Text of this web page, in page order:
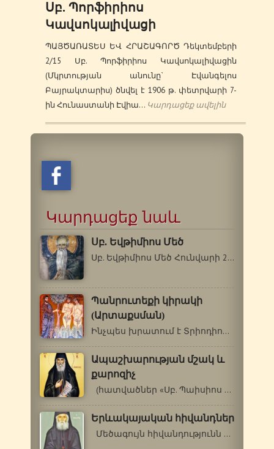
Սբ. Պորֆիրիոս
Կավսոկալիվացի
ՊԱՅԾԱՌԱՏԵՍ ԵՎ ՀՐԱՇԱԳՈՐԾ Դեկտեմբերի
2/15 Սբ. Պորֆիրիոս Կավսոկալիվացին
(Մկրտության անունը` Էվանգելոս
Բայրակտարիս) ծնվել է 1906 թ. փետրվարի 7-
ին Հունաստանի Էվիա… Կարդացեք ավելին
Կարդացեք նաև
Սբ. Եվթիմիոս Մեծ
Սբ. Եվթիմիոս Մեծ Հունվարի 20/փետրվարի…
Պանրուտեքի կիրակի
(Արտաքսման)
Ինչպես խրատում է Տրիոդիոնը, մարդուն…
Ապաշխարության մշակ և
քարոզիչ
(հատվածներ «Սբ. Պաիսիոս Աթոսացու…
Երևակայական հիվանդներ
Մեծագույն հիվանդությունն է, երբ…